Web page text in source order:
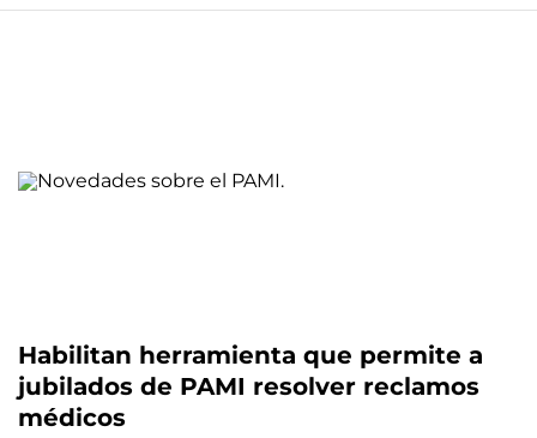
Habilitan herramienta que permite a
jubilados de PAMI resolver reclamos
médicos